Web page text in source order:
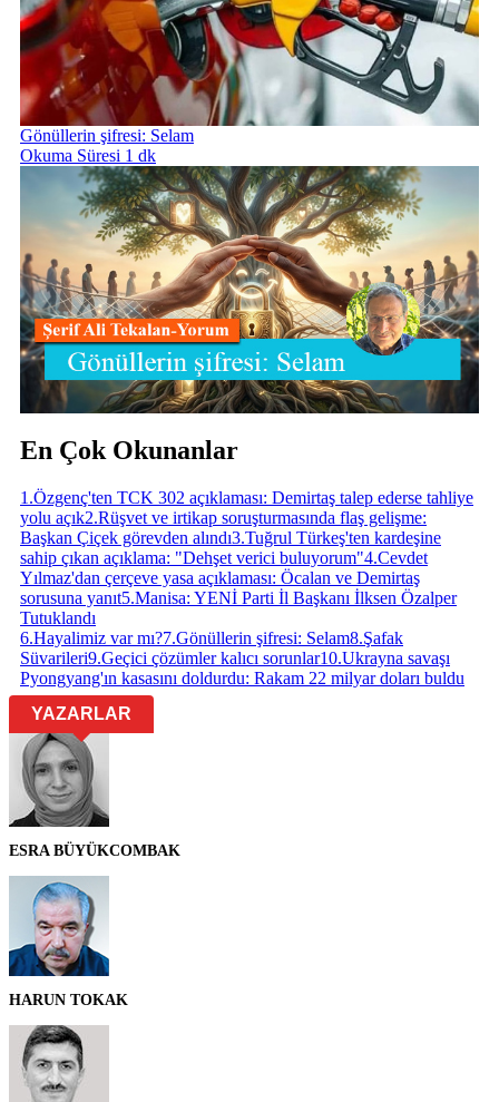
Gönüllerin şifresi: Selam
Okuma Süresi 1 dk
En Çok Okunanlar
1 .Özgenç'ten TCK 302 açıklaması: Demirtaş talep ederse tahliye
yolu açık2.Rüşvet ve irtikap soruşturmasında flaş gelişme:
Başkan Çiçek görevden alındı3.Tuğrul Türkeş'ten kardeşine
sahip çıkan açıklama: "Dehşet verici buluyorum"4.Cevdet
Yılmaz'dan çerçeve yasa açıklaması: Öcalan ve Demirtaş
sorusuna yanıt5.Manisa: YENİ Parti İl Başkanı İlksen Özalper
Tutuklandı
6.Hayalimiz var mı?7.Gönüllerin şifresi: Selam8.Şafak
Süvarileri9.Geçici çözümler kalıcı sorunlar10.Ukrayna savaşı
Pyongyang'ın kasasını doldurdu: Rakam 22 milyar doları buldu
YAZARLAR
ESRA BÜYÜKCOMBAK
HARUN TOKAK